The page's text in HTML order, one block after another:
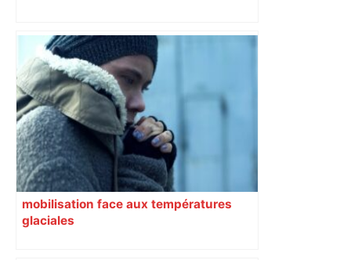
Top 14: comment Perpignan a une
nouvelle fois fait tomber Toulouse? –
RMC Sport
mobilisation face aux températures
glaciales